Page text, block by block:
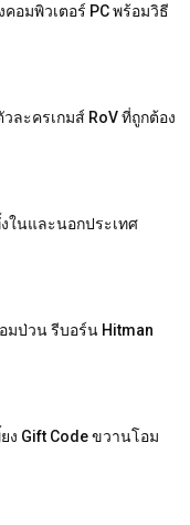
คอมพิวเตอร์ PC พร้อมวิธี
ละครเกมส์ RoV ที่ถูกต้อง
ในและนอกประเทศ
มป่วน รีบอร์น Hitman
ง Gift Code ขวานโอม